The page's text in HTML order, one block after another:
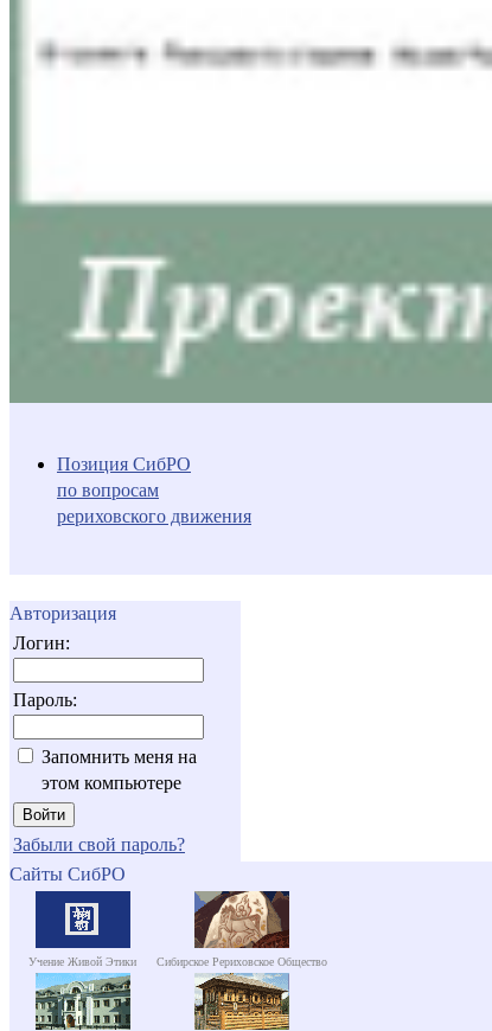
Позиция СибРО
по вопросам
рериховского движения
Авторизация
Логин:
Пароль:
Запомнить меня на
этом компьютере
Забыли свой пароль?
Сайты СибРО
Учение Живой Этики Сибирское Рериховское Общество